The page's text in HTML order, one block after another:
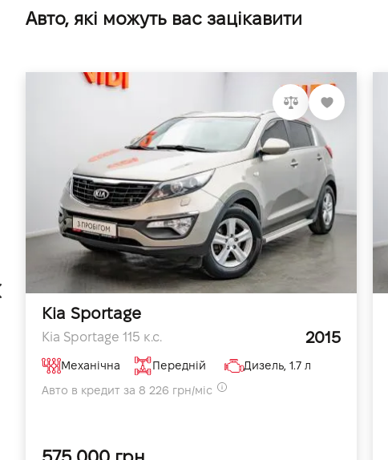
Авто, які можуть вас зацікавити
Kia Sportage
Kia Sportage 115 к.с. 2015
Механічна Передній
Дизель, 1.7 л
Авто в кредит за 8 226 грн/міс